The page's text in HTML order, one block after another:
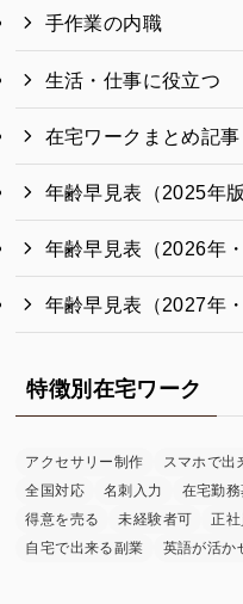
手作業の内職
生活・仕事に役立つ
在宅ワークまとめ記事
年齢早見表（2025年
年齢早見表（2026年
年齢早見表（2027年
特徴別在宅ワーク
アクセサリー制作 スマホで出
全国対応
名刺入力 在宅勤
得意を売る
未経験者可 正社
自宅で出来る副業
英語が活か